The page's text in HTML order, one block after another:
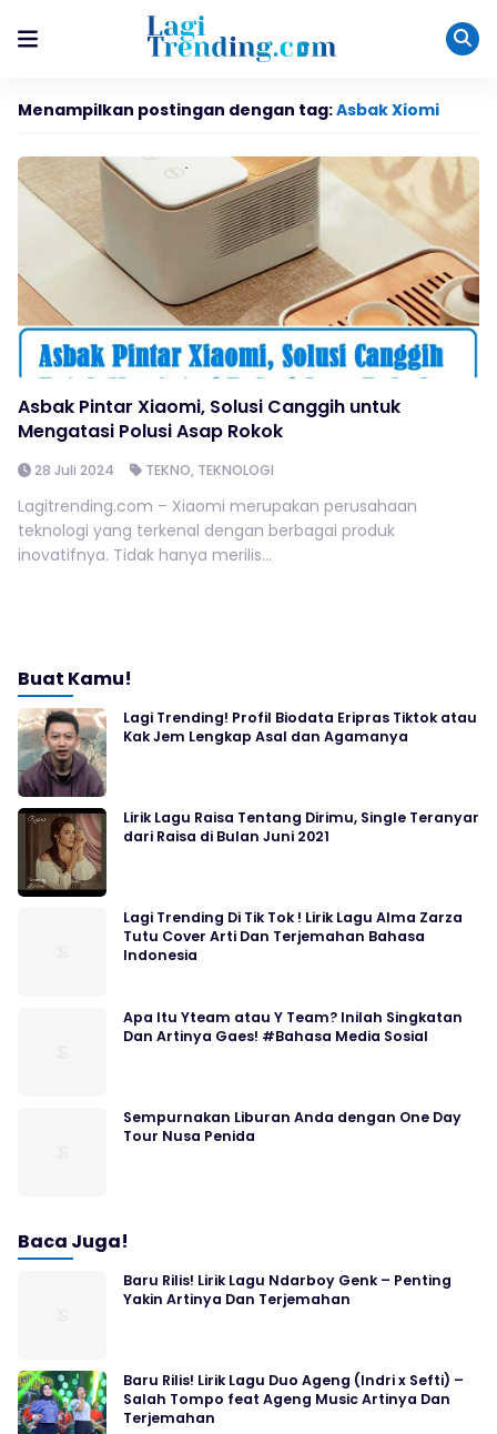
Menampilkan postingan dengan tag:Asbak Xiomi
Asbak Pintar Xiaomi, Solusi Canggih untuk
Mengatasi Polusi Asap Rokok
28 Juli 2024 TEKNO, TEKNOLOGI
Lagitrending.com – Xiaomi merupakan perusahaan
teknologi yang terkenal dengan berbagai produk
inovatifnya. Tidak hanya merilis...
Buat Kamu!
Lagi Trending! Profil Biodata Eripras Tiktok atau
Kak Jem Lengkap Asal dan Agamanya
Lirik Lagu Raisa Tentang Dirimu, Single Teranyar
dari Raisa di Bulan Juni 2021
Lagi Trending Di Tik Tok ! Lirik Lagu Alma Zarza
Tutu Cover Arti Dan Terjemahan Bahasa
Indonesia
Apa Itu Yteam atau Y Team? Inilah Singkatan
Dan Artinya Gaes! #Bahasa Media Sosial
Sempurnakan Liburan Anda dengan One Day
Tour Nusa Penida
Baca Juga!
Baru Rilis! Lirik Lagu Ndarboy Genk – Penting
Yakin Artinya Dan Terjemahan
Baru Rilis! Lirik Lagu Duo Ageng (Indri x Sefti) –
Salah Tompo feat Ageng Music Artinya Dan
Terjemahan